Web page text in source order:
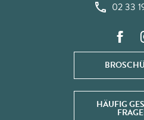
02 33
HÄUFIG